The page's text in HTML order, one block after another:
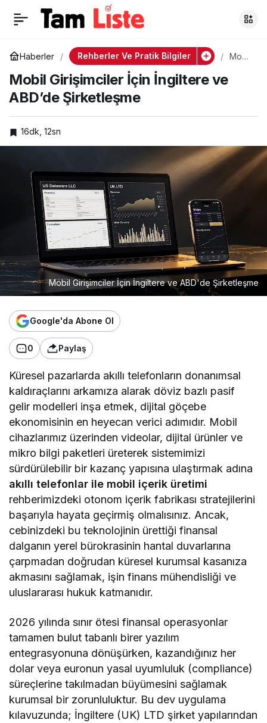
Haberler Rehberler Ve Pratik Bilgiler
Mobil
ve
Şirket
leşm
Mobil Girişimciler İçin İngiltere ve
ABD’de Şirketleşme
16dk, 12sn
Mobil Girişimciler İçin İngiltere ve ABD'de Şirketleşme
Google'da Abone Ol
0 Paylaş
Küresel pazarlarda akıllı telefonların donanımsal
kaldıraçlarını arkamıza alarak döviz bazlı pasif
gelir modelleri inşa etmek, dijital göçebe
ekonomisinin en heyecan verici adımıdır. Mobil
cihazlarımız üzerinden videolar, dijital ürünler ve
mikro bilgi paketleri üreterek sistemimizi
sürdürülebilir bir kazanç yapısına ulaştırmak adına
akıllı telefonlar ile mobil içerik üretimi
rehberimizdeki otonom içerik fabrikası stratejilerini
başarıyla hayata geçirmiş olmalısınız. Ancak,
cebinizdeki bu teknolojinin ürettiği finansal
dalganın yerel bürokrasinin hantal duvarlarına
çarpmadan doğrudan küresel kurumsal kasanıza
akmasını sağlamak, işin finans mühendisliği ve
uluslararası hukuk katmanıdır.
2026 yılında sınır ötesi finansal operasyonlar
tamamen bulut tabanlı birer yazılım
entegrasyonuna dönüşürken, kazandığınız her
dolar veya euronun yasal uyumluluk (compliance)
süreçlerine takılmadan büyümesini sağlamak
kurumsal bir zorunluluktur. Bu dev uygulama
kılavuzunda; İngiltere (UK) LTD şirket yapılarından
AdSense vs Ezoic Paylaş